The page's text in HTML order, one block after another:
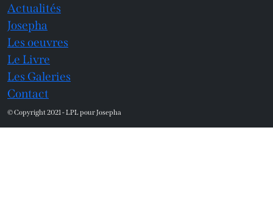
Actualités
Josepha
Les oeuvres
Le Livre
Les Galeries
Contact
© Copyright 2021 - LPL pour Josepha